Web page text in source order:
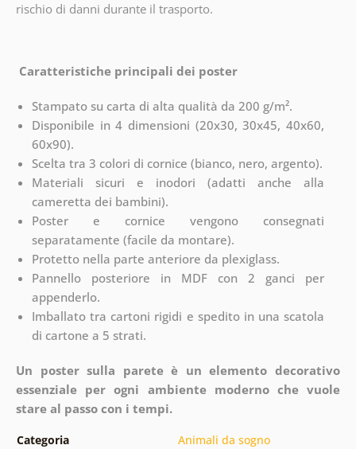
rischio di danni durante il trasporto.
Caratteristiche principali dei poster
Stampato su carta di alta qualità da 200 g/m².
Disponibile in 4 dimensioni (20x30, 30x45, 40x60,
60x90).
Scelta tra 3 colori di cornice (bianco, nero, argento).
Materiali sicuri e inodori (adatti anche alla
cameretta dei bambini).
Poster e cornice vengono consegnati
separatamente (facile da montare).
Protetto nella parte anteriore da plexiglass.
Pannello posteriore in MDF con 2 ganci per
appenderlo.
Imballato tra cartoni rigidi e spedito in una scatola
di cartone a 5 strati.
Un poster sulla parete è un elemento decorativo
essenziale per ogni ambiente moderno che vuole
stare al passo con i tempi.
Categoria
Animali da sogno